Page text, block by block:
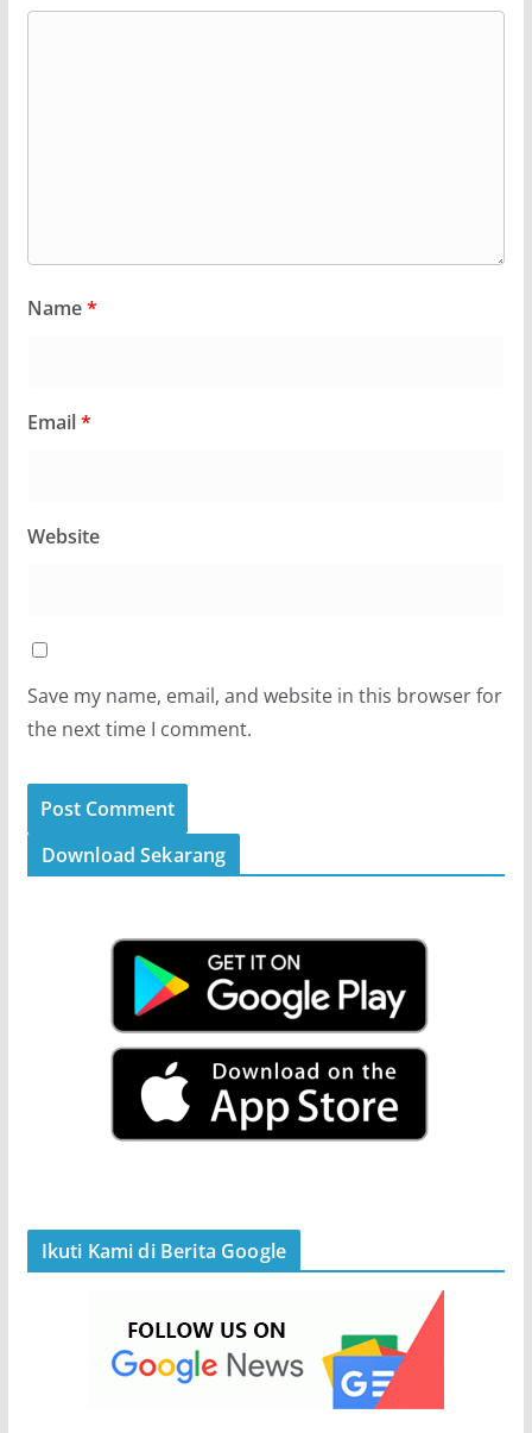
Name*
Email*
Website
Save my name, email, and website in this browser for
the next time I comment.
Download Sekarang
Ikuti Kami di Berita Google